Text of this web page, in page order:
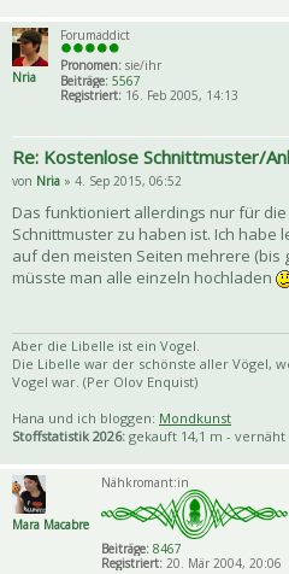
Nria
Forumaddict
Pronomen: sie/ihr
Beiträge: 5567
Registriert: 16. Feb 2005, 14:13
Re: Kostenlose Schnittmuster/
von Nria » 4. Sep 2015, 06:52
Das funktioniert allerdings nur für
Schnittmuster zu haben ist. Ich habe
auf den meisten Seiten mehrere (bis
müsste man alle einzeln hochladen
Aber die Libelle ist ein Vogel.
Die Libelle war der schönste aller Vögel,
Vogel war. (Per Olov Enquist)
Hana und ich bloggen: Mondkunst
Stoffstatistik 2026: gekauft 14,1 m - vernäht
Mara Macabre
Nähkromant:in
Beiträge: 8467
Registriert: 20. Mär 2004, 20:06